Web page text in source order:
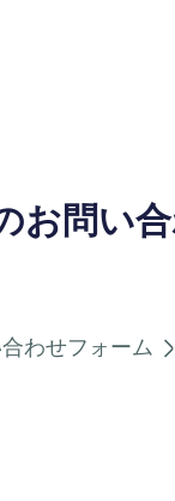
お問い
わせフォーム